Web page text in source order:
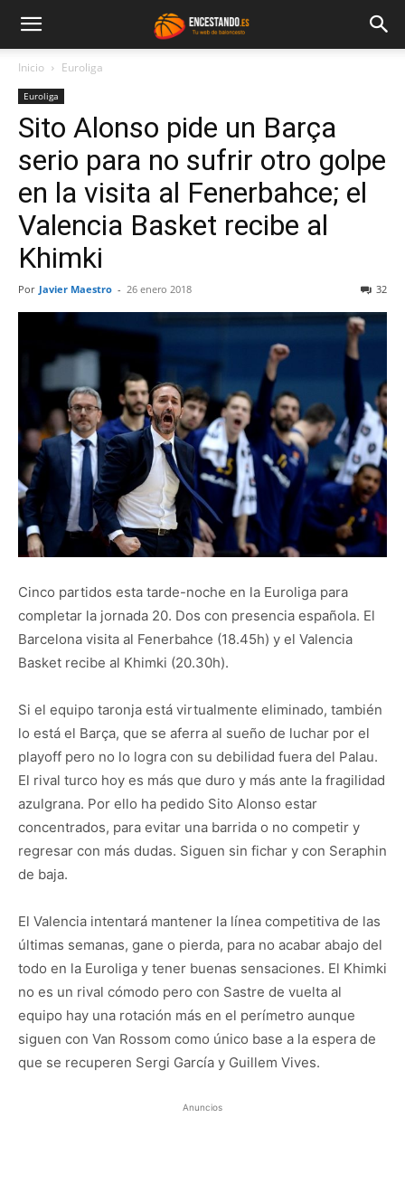
Inicio Euroliga
Euroliga
Sito Alonso pide un Barça
serio para no sufrir otro golpe
en la visita al Fenerbahce; el
Valencia Basket recibe al
Khimki
Por Javier Maestro - 26 enero 2018 32
Cinco partidos esta tarde-noche en la Euroliga para
completar la jornada 20. Dos con presencia española. El
Barcelona visita al Fenerbahce (18.45h) y el Valencia
Basket recibe al Khimki (20.30h).
Si el equipo taronja está virtualmente eliminado, también
lo está el Barça, que se aferra al sueño de luchar por el
playoff pero no lo logra con su debilidad fuera del Palau.
El rival turco hoy es más que duro y más ante la fragilidad
azulgrana. Por ello ha pedido Sito Alonso estar
concentrados, para evitar una barrida o no competir y
regresar con más dudas. Siguen sin fichar y con Seraphin
de baja.
El Valencia intentará mantener la línea competitiva de las
últimas semanas, gane o pierda, para no acabar abajo del
todo en la Euroliga y tener buenas sensaciones. El Khimki
no es un rival cómodo pero con Sastre de vuelta al
equipo hay una rotación más en el perímetro aunque
siguen con Van Rossom como único base a la espera de
que se recuperen Sergi García y Guillem Vives.
Anuncios